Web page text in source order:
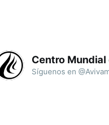
Centro
Síguenos en